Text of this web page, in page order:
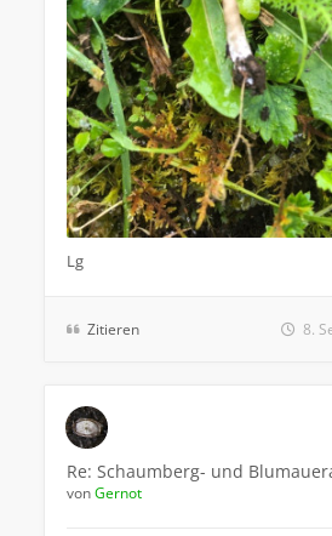
Lg
Zitieren 8.
Re: Schaumberg- und
vonGernot